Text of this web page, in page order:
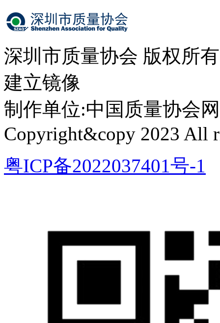
深圳市质量协会 版权所
建立镜像
制作单位:中国质量协会
Copyright&copy 2023 All
粤ICP备2022037401号-1